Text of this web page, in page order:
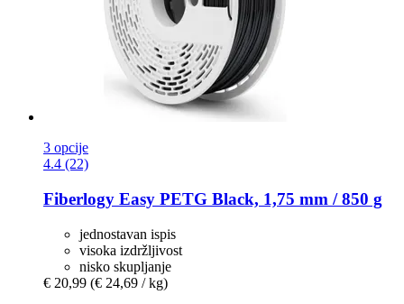
3 opcije
4.4 (22)
Fiberlogy Easy PETG Black, 1,75 mm / 850 g
jednostavan ispis
visoka izdržljivost
nisko skupljanje
€ 20,99 (€ 24,69 / kg)